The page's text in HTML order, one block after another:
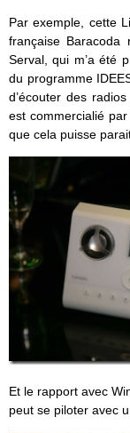
Par exemple, cette
française
Serval, qui m’a été
du programme
d’écouter des
est commercialié
que cela puisse
Et le rapport avec
peut se piloter avec